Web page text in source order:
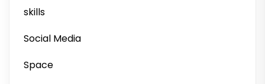
skills
Social Media
Space